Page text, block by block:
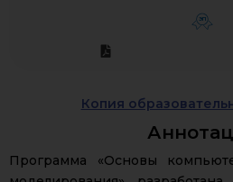
ЭП
Копия
Программа «Основы